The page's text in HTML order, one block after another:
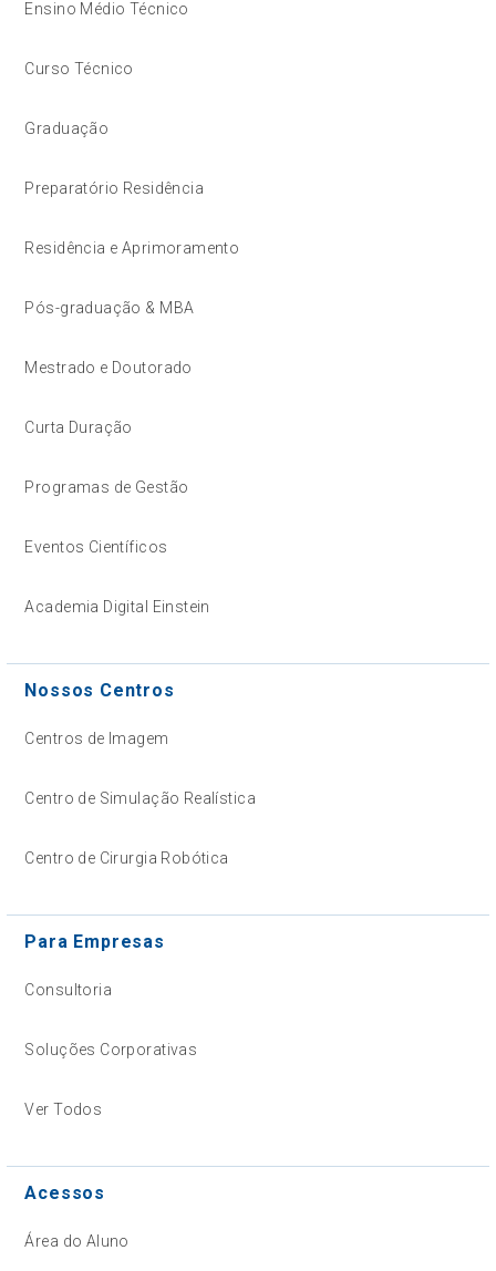
Ensino Médio Técnico
Curso Técnico
Graduação
Preparatório Residência
Residência e Aprimoramento
Pós-graduação & MBA
Mestrado e Doutorado
Curta Duração
Programas de Gestão
Eventos Científicos
Academia Digital Einstein
Nossos Centros
Centros de Imagem
Centro de Simulação Realística
Centro de Cirurgia Robótica
Para Empresas
Consultoria
Soluções Corporativas
Ver Todos
Acessos
Área do Aluno